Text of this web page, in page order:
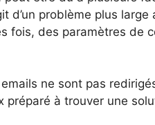
d’un problème plus
fois, des paramètres
ne sont pas
préparé à trouver une